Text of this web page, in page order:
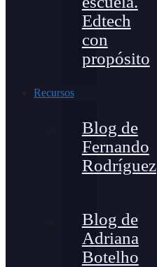
Edtech
con
propósito
Recursos
Blog de
Fernando
Rodríguez
Blog de
Adriana
Botelho